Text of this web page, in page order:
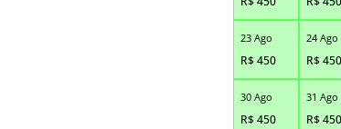
23 Ago
R$450
24 Ago
R$450
30 Ago
R$450
31 Ago
R$450